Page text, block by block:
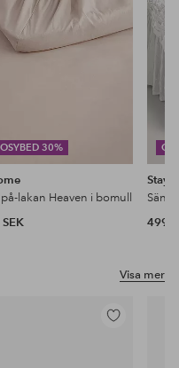
30%
lakan Heaven i bomull
499
Visa mer
Lägg